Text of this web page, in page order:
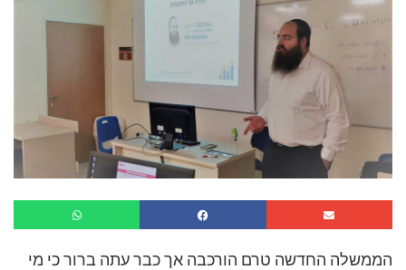
הממשלה החדשה טרם הורכבה אך כבר עתה ברור כי מי